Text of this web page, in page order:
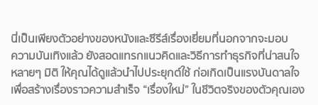
นี่เป็นเพียงตัวอย่างของหนังและซีรีส์เรื่องเยี่ยมที่นอกจากจะมอบ
ความบันเทิงแล้ว ยังสอดแทรกแนวคิดและวิธีการทำธุรกิจที่น่าสนใจ
หลายๆ มิติ ให้คุณได้ดูแล้วนำไปประยุกต์ใช้ ก่อเกิดเป็นแรงบันดาลใจ
เพื่อสร้างเรื่องราวความสำเร็จ “เรื่องใหม่” ในชีวิตจริงของตัวคุณเอง